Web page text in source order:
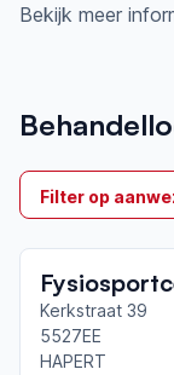
Bekijk meer
2010
Ik behandel
Op locatie &
netwerk
Veldhoven
Afgeronde
Filter op
Kerkstraat 39
5527EE
HAPERT